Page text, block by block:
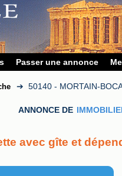
Passer une annonce
➔ 50140 - MORTAIN-
ANNONCE DE
avec gîte et